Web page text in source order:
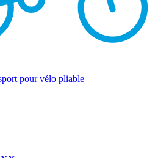
pour vélo pliable